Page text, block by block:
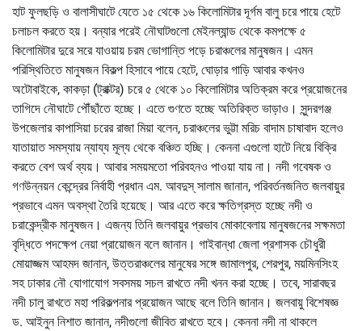
হাট ফুলছড়ি ও বালাসীঘাটে যেতে ১৫ থেকে ১৬ কিলোমিটার দূর্গম বালু চরে পায়ে হেটে
চলাচল করতে হয়। বন্যার পরেই নৌঘাটগুলো মেইনল্যান্ড থেকে কমপক্ষে ৫
কিলোমিটার দুরে সরে যাওয়ায় চরম ভোগান্তি পড়ে চরাঞ্চলের মানুষজন। এমন
পরিস্থিতিতে মানুষজন বিকল্প হিসাবে পায়ে হেটে, ঘোড়ার গাড়ি আবার কখনও
অটোবাইকে, কাকড়া (ট্রাক্টর) চরে ৫ থেকে ১০ কিলোমিটার অতিক্রম করে প্রয়োজনের
তাগিদে নৌঘাটে পৌঁছাঁতে হচ্ছে। এতে গুণতে হচ্ছে অতিরিক্ত ভাড়াও। সুন্দরগঞ্জ
উপজেলার কাপাসিয়া চরের রাজা মিয়া বলেন, চরাঞ্চলের ভুট্টা মরিচ বাদাম চাষাবাদ হলেও
যাতায়াত সমস্যায় ন্যায্য মূল্য থেকে বঞ্চিত হচ্ছি। কেননা এগুলো হাটে নিয়ে বিক্রি
করতে বেশ অর্থ ব্যয়। আবার সময়মতো পরিবহনও পাওয়া যায় না। নদী গবেষক ও
গণউন্নয়ন কেন্দ্রের নির্বাহী প্রধান এম. আবদুস্ সালাম জানান, পরিবর্তনজনিত জলবায়ুর
প্রভাবে এমন অবস্থা তৈরি হয়েছে। আর এতে করে ক্ষতিগ্রস্ত হচ্ছে নদী ও
চরাকেন্দ্রীক মানুষজন। এজন্য তিনি জলবায়ুর প্রভাব মোকাবেলায় মানুষজনের সক্ষমতা
বৃদ্ধিতে পদক্ষেপ নেয়া প্রায়োজন বলে জানান। গাইবান্ধা জেলা প্রশাসক চৌধুরী
মোয়াজ্জম আহমদ জানান, উত্তরাঞ্চলের মানুষের সঙ্গে জামালপুর, শেরপুর, ময়মিনসিংহ
সহ ঢাকার নৌ যোগাযোগ সবসময় সচল রাখতে নদী খনন করা হচ্ছে। তবে, সারাবছর
নদী চালু রাখতে মহা পরিকল্পনার প্রয়োজন আছে বলে তিনি জানান। জলবায়ু বিশেষজ্ঞ
ড. আইনুন নিশাত জানান, নদীগুলো জীবিত রাখতে হবে। কেননা নদী না থাকলে